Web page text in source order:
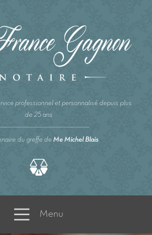
professionnel et personnalisé depuis plus
de 25 ans
du greffe de Me Michel Blais
Menu